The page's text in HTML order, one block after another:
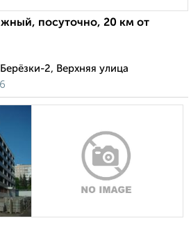
посуточно, 20 км от
2, Верхняя улица